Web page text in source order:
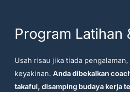
Program Latihan
Usah risau jika tiada
keyakinan. Anda dibekalkan
takaful, disamping budaya kerja